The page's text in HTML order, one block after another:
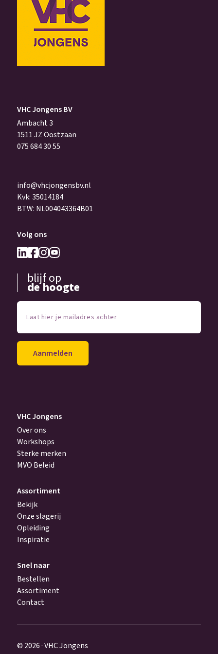
VHC Jongens BV
Ambacht 3
1511 JZ Oostzaan
075 684 30 55
info@vhcjongensbv.nl
Kvk: 35014184
BTW: NL004043364B01
Volg ons
blijf op
de hoogte
je
achter
VHC Jongens
Over ons
Workshops
Sterke merken
MVO Beleid
Assortiment
Bekijk
Onze slagerij
Opleiding
Inspiratie
Snel naar
Bestellen
Assortiment
Contact
© 2026 · VHC Jongens